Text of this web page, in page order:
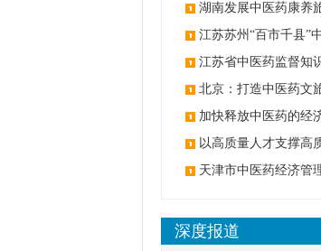
湖南发展中医药康养
江苏苏州“百市千县”
办 江苏省中医药监督知
北京：打造中医药文
加快释放中医药的经
以高质量人才支撑高
天津市中医药经济管
深度报道